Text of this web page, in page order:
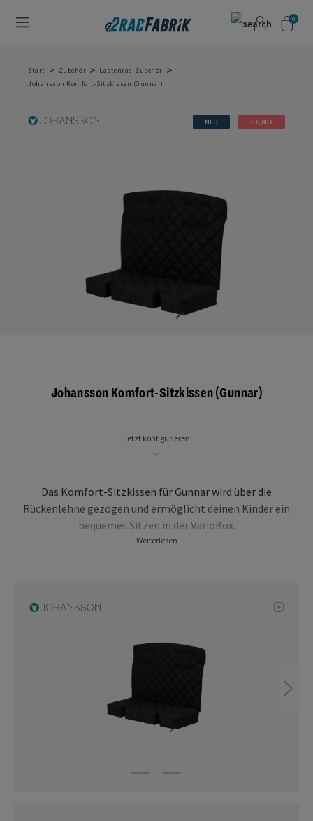
0
Start > Zubehör > Lastenrad-Zubehör >
Johansson Komfort-Sitzkissen (Gunnar)
NEU -10,00 €
Johansson Komfort-Sitzkissen (Gunnar)
Jetzt konfigurieren
Das Komfort-Sitzkissen für Gunnar wird über die
Rückenlehne gezogen und ermöglicht deinen Kinder ein
bequemes Sitzen in der VarioBox.
Weiterlesen